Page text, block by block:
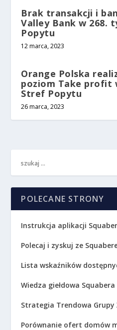
Brak transakcji i
Valley Bank w 268.
Popytu
12 marca, 2023
Orange Polska
poziom Take profit
Stref Popytu
26 marca, 2023
POLECANE STRONY
Instrukcja aplikacji Squaber
Polecaj i zyskuj ze
Lista wskaźników
Wiedza giełdowa Squabera
Strategia Trendowa Grupy
Porównanie ofert domów